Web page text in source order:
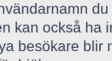
kan också ha
besökare blir